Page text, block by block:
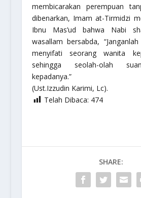
membicarakan perempuan
dibenarkan, Imam at-Tirmidzi
Ibnu Mas’ud bahwa Nabi
wasallam bersabda,
menyifati seorang wanita
sehingga seolah-olah
kepadanya.”
(Ust.Izzudin Karimi, Lc).
Telah Dibaca: 474
SHARE: